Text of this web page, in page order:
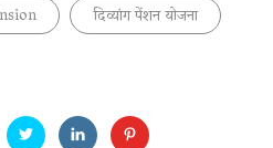
दिव्यांग पेंशन योजना